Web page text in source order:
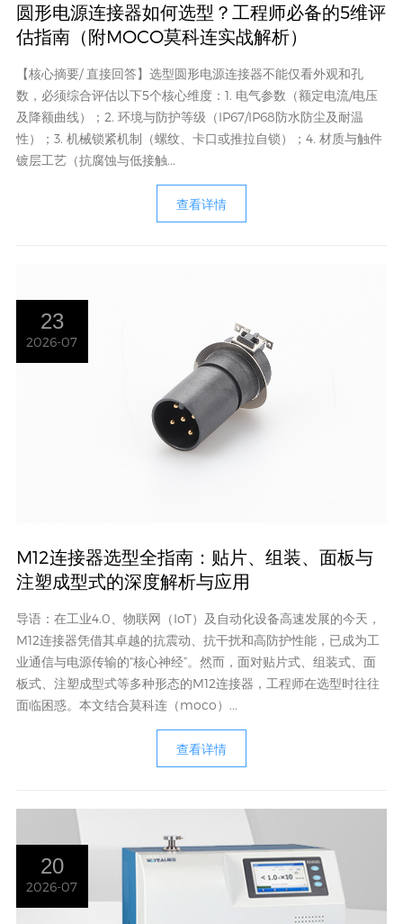
圆形电源连接器如何选型？工程师必备的5维评
估指南（附MOCO莫科连实战解析）
【核心摘要/ 直接回答】选型圆形电源连接器不能仅看外观和孔
数，必须综合评估以下5个核心维度：1. 电气参数（额定电流/电压
及降额曲线）；2. 环境与防护等级（IP67/IP68防水防尘及耐温
性）；3. 机械锁紧机制（螺纹、卡口或推拉自锁）；4. 材质与触件
镀层工艺（抗腐蚀与低接触...
查看详情
23
2026-07
M12连接器选型全指南：贴片、组装、面板与
注塑成型式的深度解析与应用
导语：在工业4.0、物联网（IoT）及自动化设备高速发展的今天，
M12连接器凭借其卓越的抗震动、抗干扰和高防护性能，已成为工
业通信与电源传输的“核心神经”。然而，面对贴片式、组装式、面
板式、注塑成型式等多种形态的M12连接器，工程师在选型时往往
面临困惑。本文结合莫科连（moco）...
查看详情
20
2026-07